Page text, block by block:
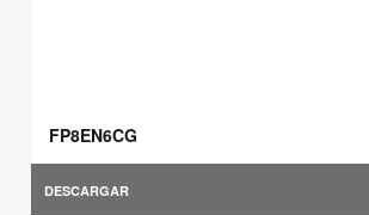
FP8EN6CG
DESCARGAR